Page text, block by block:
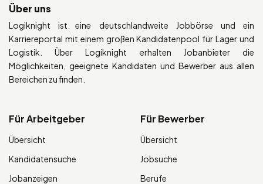
Über uns
Logiknight ist eine deutschlandweite Jobbörse und ein
Karriereportal mit einem großen Kandidatenpool für Lager und
Logistik. Über Logiknight erhalten Jobanbieter die
Möglichkeiten, geeignete Kandidaten und Bewerber aus allen
Bereichen zu finden.
Für Arbeitgeber
Übersicht
Kandidatensuche
Jobanzeigen
Für Bewerber
Übersicht
Jobsuche
Berufe